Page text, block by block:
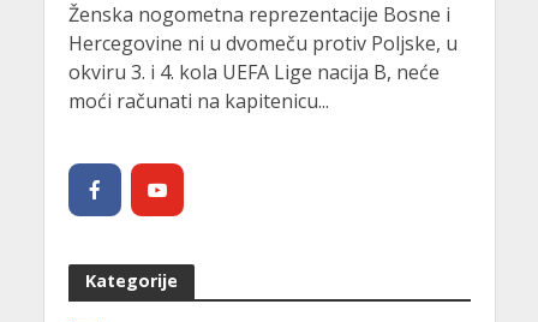
Ženska nogometna reprezentacije Bosne i
Hercegovine ni u dvomeču protiv Poljske, u
okviru 3. i 4. kola UEFA Lige nacija B, neće
moći računati na kapitenicu...
Kategorije